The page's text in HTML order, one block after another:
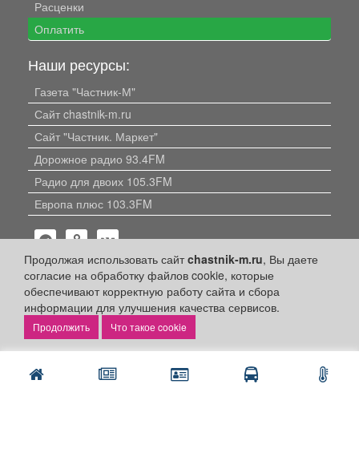
Продолжая использовать сайтchastnik-m.ru, Вы даете
согласие на обработку файлов cookie, которые
обеспечивают корректную работу сайта и сбора
информации для улучшения качества сервисов.
Что такое cookie
Расценки
Оплатить
Наши ресурсы:
Газета "Частник-М"
Сайт chastnik-m.ru
Сайт "Частник. Маркет"
Дорожное радио 93.4FM
Радио для двоих 105.3FM
Европа плюс 103.3FM
Политика конфиденциальности
Публикации с пометкой «Реклама», «На правах рекламы»,
«Партнёрский проект» оплачены рекламодателем.
Редакция сайта не несет ответственности за достоверность
информации, содержащейся в рекламных материалах и